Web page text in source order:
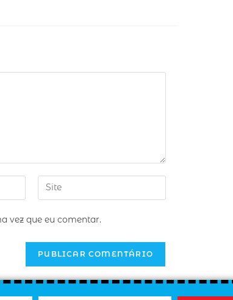
vez que eu comentar.